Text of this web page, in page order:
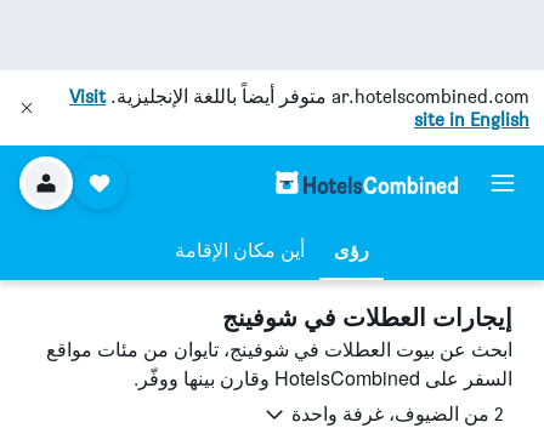
ar.hotelscombined.com متوفر أيضاً باللغة الإنجليزية.Visit
site in English
رؤى أين مكان الإقامة
إيجارات العطلات في شوفينج
ابحث عن بيوت العطلات في شوفينج، تايوان من مئات مواقع
السفر على HotelsCombined وقارن بينها ووفّر.
2 من الضيوف، غرفة واحدة